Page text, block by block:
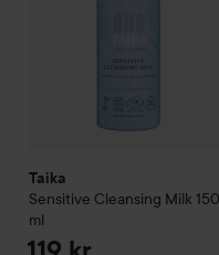
Taika
Sensitive Cleansing Milk 150
ml